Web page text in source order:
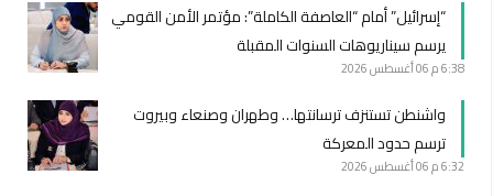
“إسرائيل” أمام “العاصفة الكاملة”: مؤتمر الأمن القومي
يرسم سيناريوهات السنوات المقبلة
6:38 م 06 أغسطس 2026
واشنطن تستنزف ترسانتها… وطهران وصنعاء وبيروت
ترسم حدود المعركة
6:32 م 06 أغسطس 2026